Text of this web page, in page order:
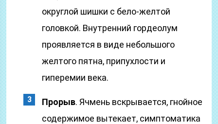
округлой шишки с бело-желтой
головкой. Внутренний гордеолум
проявляется в виде небольшого
желтого пятна, припухлости и
гиперемии века.
Прорыв. Ячмень вскрывается, гнойное
содержимое вытекает, симптоматика